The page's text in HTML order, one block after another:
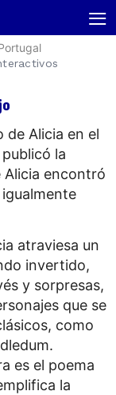
≡
de Alicia en el
la
Alicia encontró
atraviesa un
invertido,
y sorpresas,
que se
como
es el poema
la